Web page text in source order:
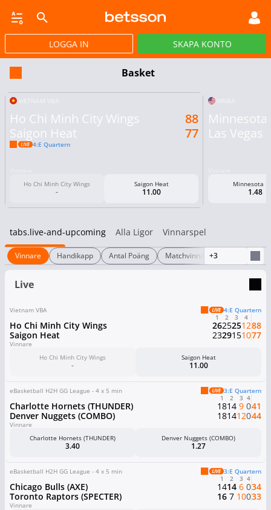
JACKPOTTSPEL LIVEBET TRAV OCH GALOPP POKER NYHETER
LOGGA IN SKAPA KONTO
Basket
Ho Chi Minh City Wings
Saigon Heat
88
77
4:e Quartern
Ho Chi Minh City Wings
-
Saigon Heat
11.00
Minnesota
Las Vegas
Minnesota
1.48
tabs.live-and-upcoming Alla Ligor Vinnarspel
Vinnare Handikapp Antal Poäng Matchvinnare 1X2
+3
Live
Vietnam VBA 4:e Quartern
Ho Chi Minh City Wings
Saigon Heat
1
26
23
2
25
29
3
25
15
4
12
10
88
77
Vinnare
Ho Chi Minh City Wings
-
Saigon Heat
11.00
eBasketball H2H GG League - 4 x 5 min 3:e Quartern
Charlotte Hornets (THUNDER)
Denver Nuggets (COMBO)
1
18
18
2
14
14
3
9
12
4
0
0
41
44
Vinnare
Charlotte Hornets (THUNDER)
3.40
Denver Nuggets (COMBO)
1.27
eBasketball H2H GG League - 4 x 5 min 3:e Quartern
Chicago Bulls (AXE)
Toronto Raptors (SPECTER)
1
14
16
2
14
7
3
6
10
4
0
0
34
33
Vinnare